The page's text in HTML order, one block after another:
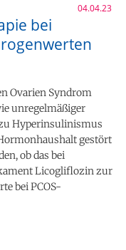
04.04.23
bei
Ovarien Syndrom
unregelmäßiger
Hyperinsulinismus
gestört
ob das bei
Licogliflozin zur
bei PCOS-